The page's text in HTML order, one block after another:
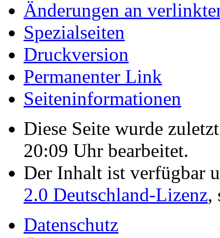
Änderungen an
Spezialseiten
Druckversion
Permanenter Link
Seiten­­informationen
Diese Seite wurde
20:09 Uhr bearbeitet.
Der Inhalt ist verfügbar
2.0 Deutschland-Lizenz,
Datenschutz